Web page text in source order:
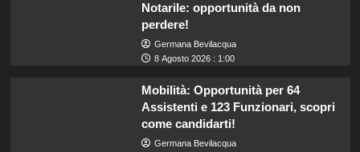
Notarile: opportunità da non
perdere!
Germana Bevilacqua
8 Agosto 2026 : 1:00
Mobilità: Opportunità per 64
Assistenti e 123 Funzionari, scopri
come candidarti!
Germana Bevilacqua